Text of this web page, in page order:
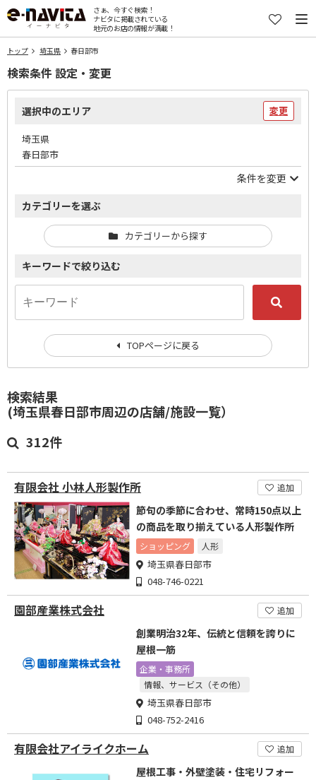
さぁ、今すぐ検索！
ナビタに掲載されている
地元のお店の情報が満載！
トップ 埼玉県 春日部市
検索結果
(埼玉県春日部市周辺の店舗/施設一覧）
312件
有限会社 小林人形製作所 追加
節句の季節に合わせ、常時150点以上
の商品を取り揃えている人形製作所
ショッピング 人形
埼玉県春日部市
048-746-0221
園部産業株式会社 追加
創業明治32年、伝統と信頼を誇りに
屋根一筋
企業・事務所
情報、サービス（その他）
埼玉県春日部市
048-752-2416
有限会社アイライクホーム 追加
屋根工事・外壁塗装・住宅リフォー
検索条件 設定・変更
選択中のエリア 変更
埼玉県
春日部市
条件を変更
カテゴリーを選ぶ
カテゴリーから探す
キーワードで絞り込む
TOPページに戻る